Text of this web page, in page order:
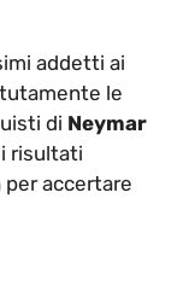
addetti ai
le
di Neymar
risultati
per accertare